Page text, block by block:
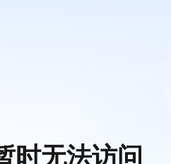
时无法访问